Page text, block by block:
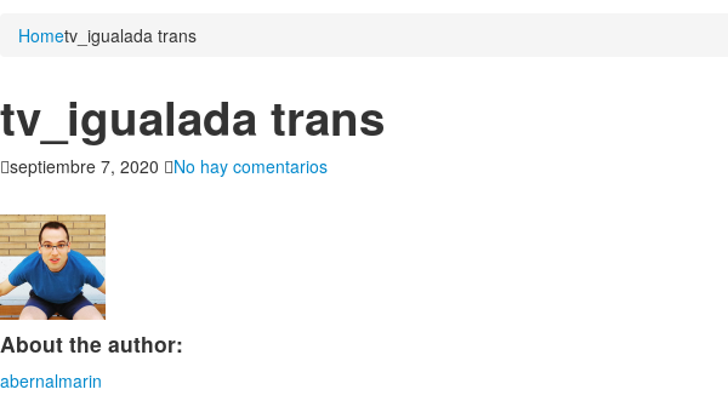
Hometv_igualada trans
tv_igualada trans
septiembre 7, 2020 No hay comentariosen
About the author:
abernalmarin